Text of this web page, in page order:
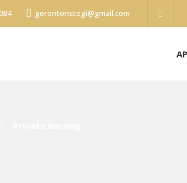
gerontonstegi@gmail.com